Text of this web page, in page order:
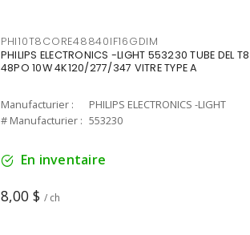
PHI10T8CORE48840IF16GDIM
PHILIPS ELECTRONICS -LIGHT 553230 TUBE DEL T8
48PO 10W 4K120/277/347 VITRE TYPE A
Manufacturier :
PHILIPS ELECTRONICS -LIGHT
# Manufacturier : 553230
En inventaire
8,00 $ / ch